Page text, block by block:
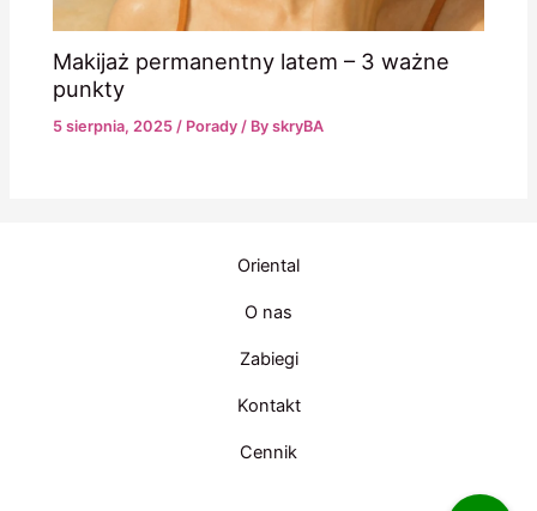
Makijaż permanentny latem – 3 ważne
punkty
5 sierpnia, 2025/ Porady / ByskryBA
Oriental
O nas
Zabiegi
Kontakt
Cennik